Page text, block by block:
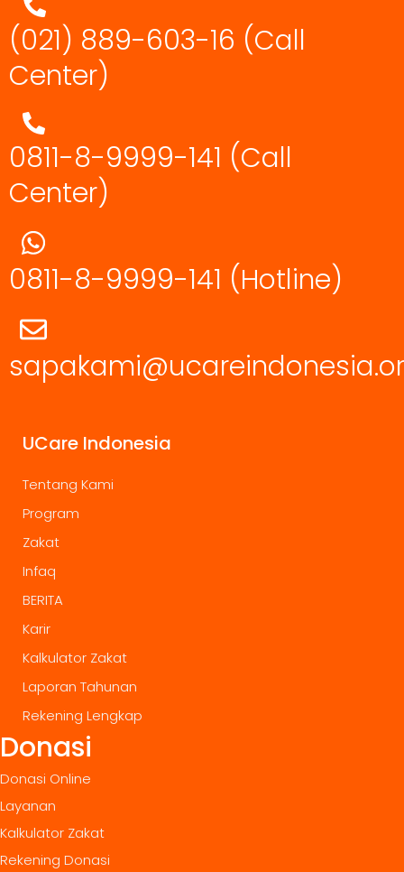
(021) 889-603-16 (Call
Center)
0811-8-9999-141 (Call
Center)
0811-8-9999-141 (Hotline)
UCare Indonesia
Tentang Kami
Program
Zakat
Infaq
BERITA
Karir
Kalkulator Zakat
Laporan Tahunan
Rekening Lengkap
Donasi
Donasi Online
Layanan
Kalkulator Zakat
Rekening Donasi